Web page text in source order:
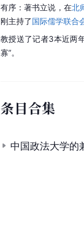
有序：著书立说，在北
刚主持了国际儒学联合
教授送了记者3本近两
寡”。
条目合集
中国政法大学的